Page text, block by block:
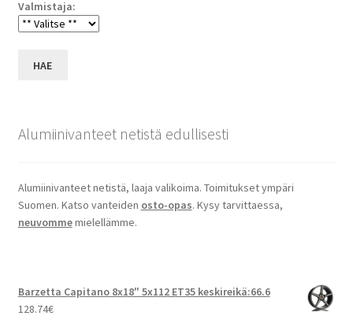
Valmistaja:
HAE
Alumiinivanteet netistä edullisesti
Alumiinivanteet netistä, laaja valikoima. Toimitukset ympäri
Suomen. Katso vanteiden osto-opas. Kysy tarvittaessa,
neuvommemielellämme.
Barzetta Capitano 8x18" 5x112 ET35 keskireikä:66.6
128.74€